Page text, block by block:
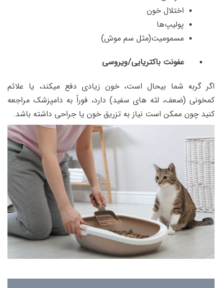
اختلال خون
پولیپ‌ها
مسمومیت(مثل سم موش)
عفونت باکتریایی/ویروسی
اگر گربه شما بیحال است، خون زیادی دفع میکند، یا علائم
کمخونی (ضعف، لثه های سفید) دارد، فوراً به دامپزشک مراجعه
کنید چون ممکن است نیاز به تزریق خون یا جراحی داشته باشد.